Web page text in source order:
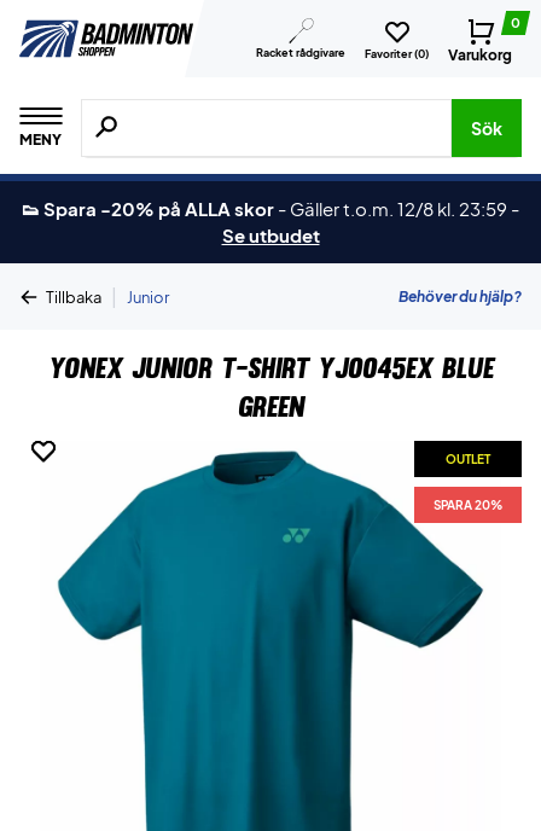
Racket rådgivare Favoriter (0)
0
Varukorg
MENY
Sök efter produkter, märken osv.
Sök
👟 Spara -20% på ALLA skor - Gäller t.o.m. 12/8 kl. 23:59 -
Se utbudet
Tillbaka | Junior Behöver du hjälp?
Yonex Junior T-shirt YJ0045EX Blue
Green
OUTLET
SPARA 20%
OUTLET
SPARA 20%